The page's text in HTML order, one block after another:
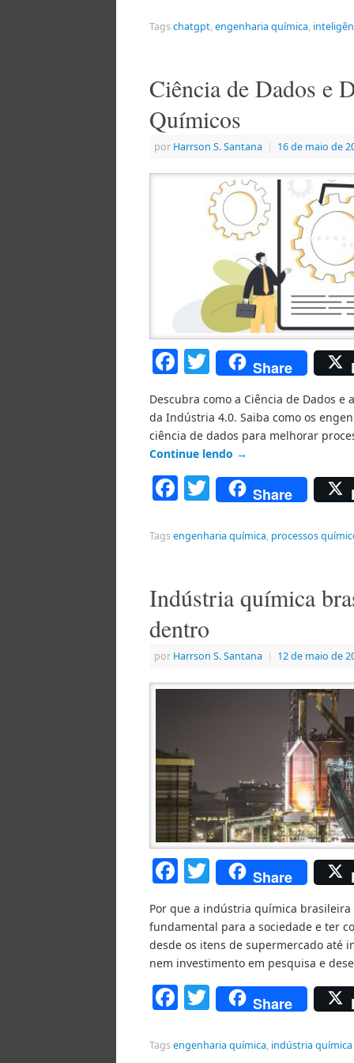
Tagschatgpt,engenharia química,
Ciência de Dados e
Químicos
por Harrson S. Santana 16 de maio de
Facebook
Twitter
Share
Descubra como a Ciência de Dados
da Indústria 4.0. Saiba como os
ciência de dados para melhorar
Continue lendo →
Facebook
Twitter
Share
Tagsengenharia química, processos
Indústria química
dentro
por Harrson S. Santana | 12 de maio de
Facebook
Twitter
Share
Por que a indústria química
fundamental para a sociedade e ter
desde os itens de supermercado até
nem investimento em pesquisa e
Facebook
Twitter
Share
Tagsengenharia química, indústria química